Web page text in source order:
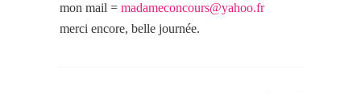
mon mail = madameconcours@yahoo.fr
merci encore, belle journée.